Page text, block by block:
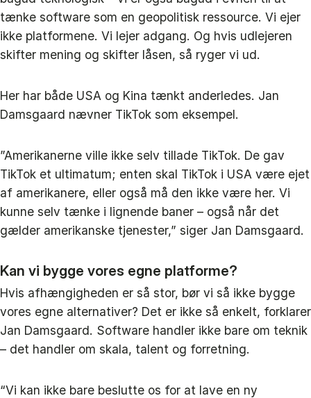
tænke software som en geopolitisk ressource. Vi ejer
ikke platformene. Vi lejer adgang. Og hvis udlejeren
skifter mening og skifter låsen, så ryger vi ud.
Her har både USA og Kina tænkt anderledes. Jan
Damsgaard nævner TikTok som eksempel.
”Amerikanerne ville ikke selv tillade TikTok. De gav
TikTok et ultimatum; enten skal TikTok i USA være ejet
af amerikanere, eller også må den ikke være her. Vi
kunne selv tænke i lignende baner – også når det
gælder amerikanske tjenester,” siger Jan Damsgaard.
Kan vi bygge vores egne platforme?
Hvis afhængigheden er så stor, bør vi så ikke bygge
vores egne alternativer? Det er ikke så enkelt, forklarer
Jan Damsgaard. Software handler ikke bare om teknik
– det handler om skala, talent og forretning.
“Vi kan ikke bare beslutte os for at lave en ny